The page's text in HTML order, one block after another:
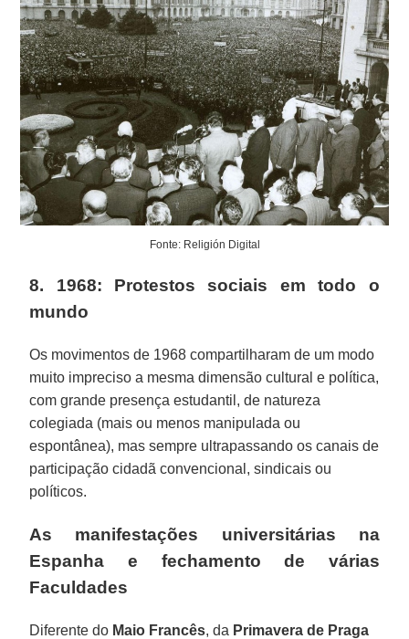
Fonte: Religión Digital
8. 1968: Protestos sociais em todo o
mundo
Os movimentos de 1968 compartilharam de um modo
muito impreciso a mesma dimensão cultural e política,
com grande presença estudantil, de natureza
colegiada (mais ou menos manipulada ou
espontânea), mas sempre ultrapassando os canais de
participação cidadã convencional, sindicais ou
políticos.
As manifestações universitárias na
Espanha e fechamento de várias
Faculdades
Diferente do Maio Francês, da Primavera de Praga